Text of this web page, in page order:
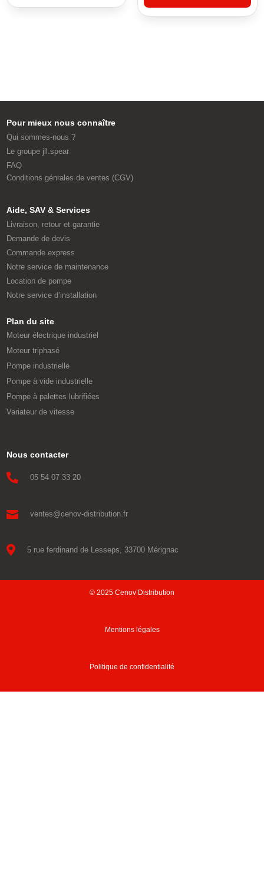
Pour mieux nous connaître
Qui sommes-nous ?
Le groupe jll.spear
FAQ
Conditions génrales de ventes (CGV)
Aide, SAV & Services
Livraison, retour et garantie
Demande de devis
Commande express
Notre service de maintenance
Location de pompe
Notre service d’installation
Plan du site
Moteur électrique industriel
Moteur triphasé
Pompe industrielle
Pompe à vide industrielle
Pompe à palettes lubrifiées
Variateur de vitesse
Nous contacter
 05 54 07 33 20
 ventes@cenov-distribution.fr
 5 rue ferdinand de Lesseps, 33700 Mérignac
© 2025 Cenov’Distribution
Mentions légales
Politique de confidentialité